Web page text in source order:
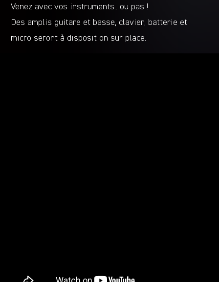
Venez avec vos instruments.. ou pas !
Des amplis guitare et basse, clavier, batterie et
micro seront à disposition sur place.